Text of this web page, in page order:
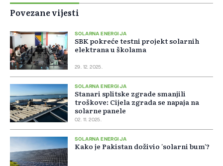
Povezane vijesti
SOLARNA ENERGIJA
SBK pokreće testni projekt solarnih
elektrana u školama
29. 12. 2025.
SOLARNA ENERGIJA
Stanari splitske zgrade smanjili
troškove: Cijela zgrada se napaja na
solarne panele
02. 11. 2025.
SOLARNA ENERGIJA
Kako je Pakistan doživio 'solarni bum'?